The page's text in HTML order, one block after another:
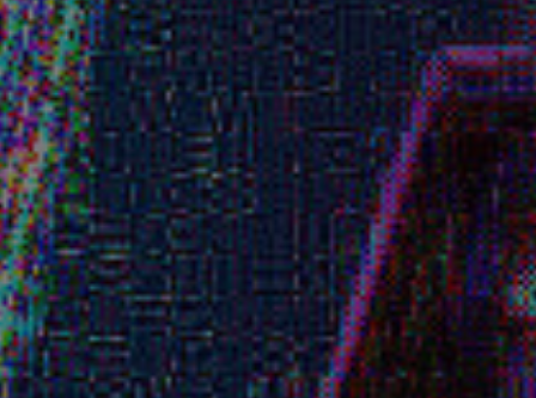
SpeedRennes
Collectif visant à promouvoir les événementsautour du
Speedrun et du TAS